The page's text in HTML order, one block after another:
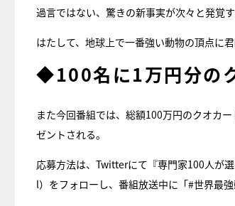
過言ではない、驚きの新事実が次々と発覚す
はたして、地球上で一番強い動物の頂点に
◆100名に1万円分の
また今回番組では、総額100万円のクオカ
ゼントされる。
応募方法は、Twitterにて『専門家100人が
l）をフォローし、番組放送中に「#世界最